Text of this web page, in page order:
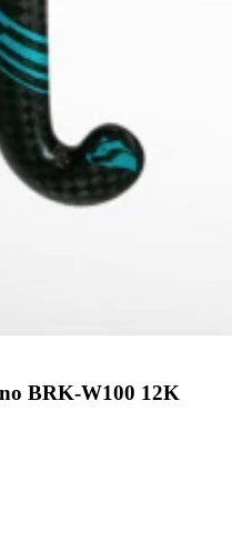
BRK-W100 12K